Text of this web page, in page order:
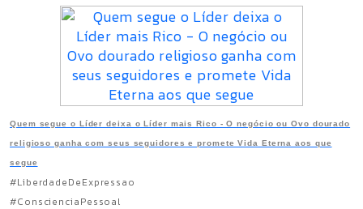
Quem segue o Líder deixa o Líder mais Rico - O negócio ou Ovo dourado
religioso ganha com seus seguidores e promete Vida Eterna aos que
segue
#LiberdadeDeExpressao
#ConscienciaPessoal